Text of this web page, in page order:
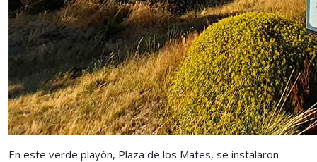
En este verde playón, Plaza de los Mates, se instalaron